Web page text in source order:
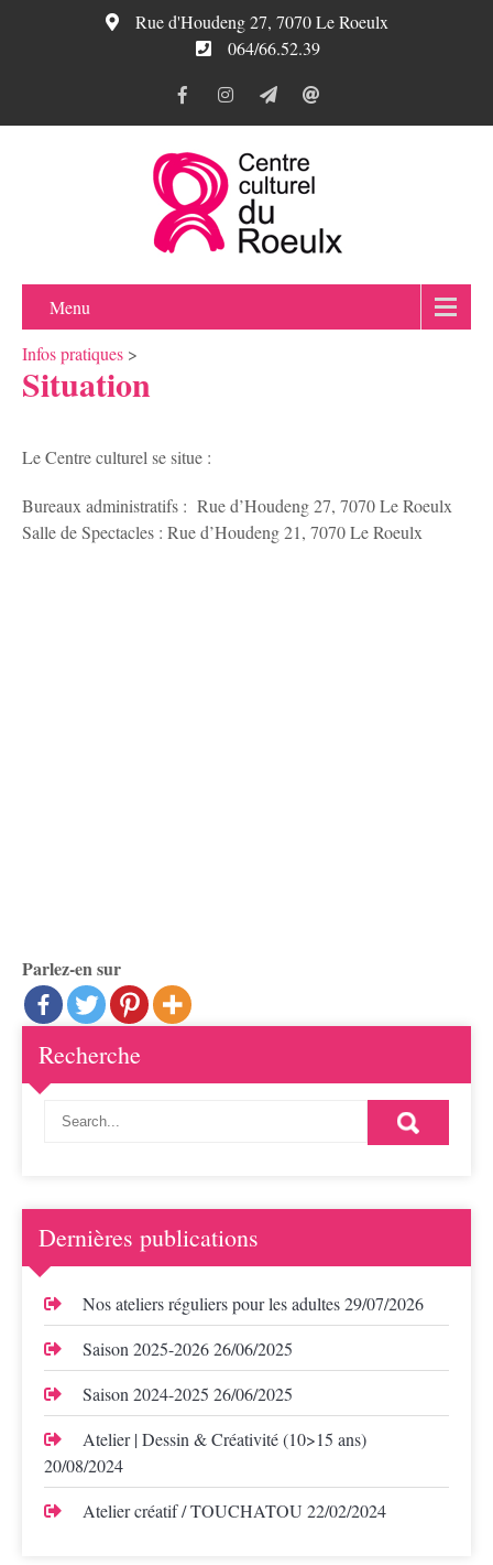
Rue d'Houdeng 27, 7070 Le Roeulx
064/66.52.39
Menu
Infos pratiques >
Situation
Le Centre culturel se situe :
Bureaux administratifs : Rue d’Houdeng 27, 7070 Le Roeulx
Salle de Spectacles : Rue d’Houdeng 21, 7070 Le Roeulx
Parlez-en sur
Recherche
Dernières publications
Nos ateliers réguliers pour les adultes29/07/2026
Saison 2025-202626/06/2025
Saison 2024-2025 26/06/2025
Atelier | Dessin & Créativité (10>15 ans)
20/08/2024
Atelier créatif / TOUCHATOU 22/02/2024